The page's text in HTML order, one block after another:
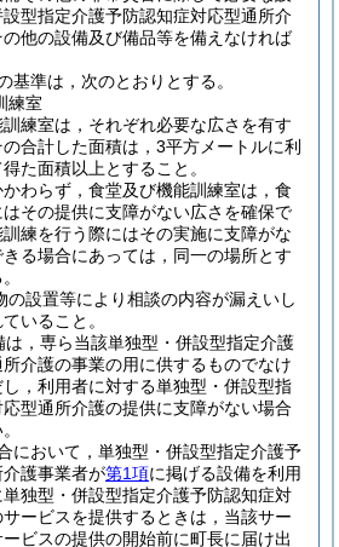
型指定介護予防認知症対応型通所介
他の設備及び備品等を備えなければ
基準は，次のとおりとする。
練室
練室は，それぞれ必要な広さを有す
合計した面積は，3平方メートルに利
た面積以上とすること。
わらず，食堂及び機能訓練室は，食
その提供に支障がない広さを確保で
練を行う際にはその実施に支障がな
る場合にあっては，同一の場所とす
設置等により相談の内容が漏えいし
いること。
は，専ら当該単独型・併設型指定介護
介護の事業の用に供するものでなけ
し，利用者に対する単独型・併設型指
型通所介護の提供に支障がない場合
において，単独型・併設型指定介護予
護事業者が第1項に掲げる設備を利用
独型・併設型指定介護予防認知症対
ービスを提供するときは，当該サー
ビスの提供の開始前に町長に届け出